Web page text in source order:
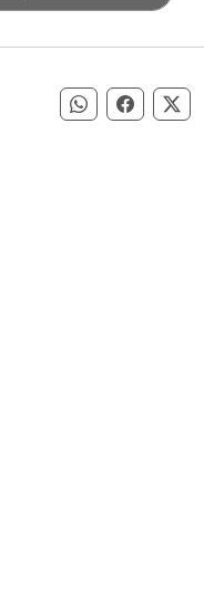
Compartir